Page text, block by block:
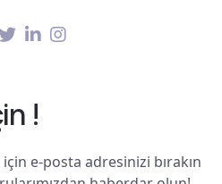
!
e-posta adresinizi bırakın